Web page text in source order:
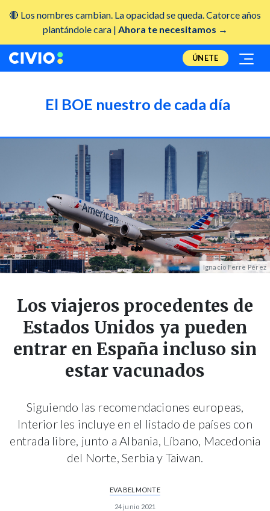
🔴 Los nombres cambian. La opacidad se queda. Catorce años
plantándole cara | Ahora te necesitamos →
ÚNETE
El BOE nuestro de cada día
Ignacio Ferre Pérez
Los viajeros procedentes de
Estados Unidos ya pueden
entrar en España incluso sin
estar vacunados
Siguiendo las recomendaciones europeas,
Interior les incluye en el listado de países con
entrada libre, junto a Albania, Líbano, Macedonia
del Norte, Serbia y Taiwan.
EVA BELMONTE
24 junio 2021